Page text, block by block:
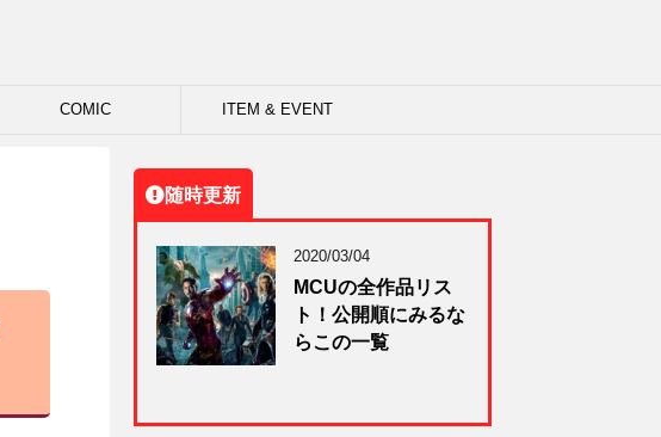
COMIC ITEM & EVENT
随時更新
2020/03/04
MCUの全作品リス
ト！公開順にみるな
らこの一覧